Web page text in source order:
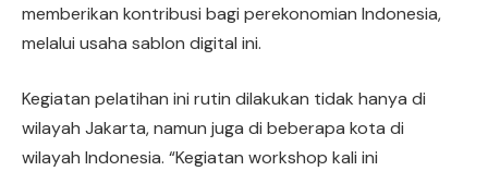
memberikan kontribusi bagi perekonomian Indonesia,
melalui usaha sablon digital ini.
Kegiatan pelatihan ini rutin dilakukan tidak hanya di
wilayah Jakarta, namun juga di beberapa kota di
wilayah Indonesia. “Kegiatan workshop kali ini